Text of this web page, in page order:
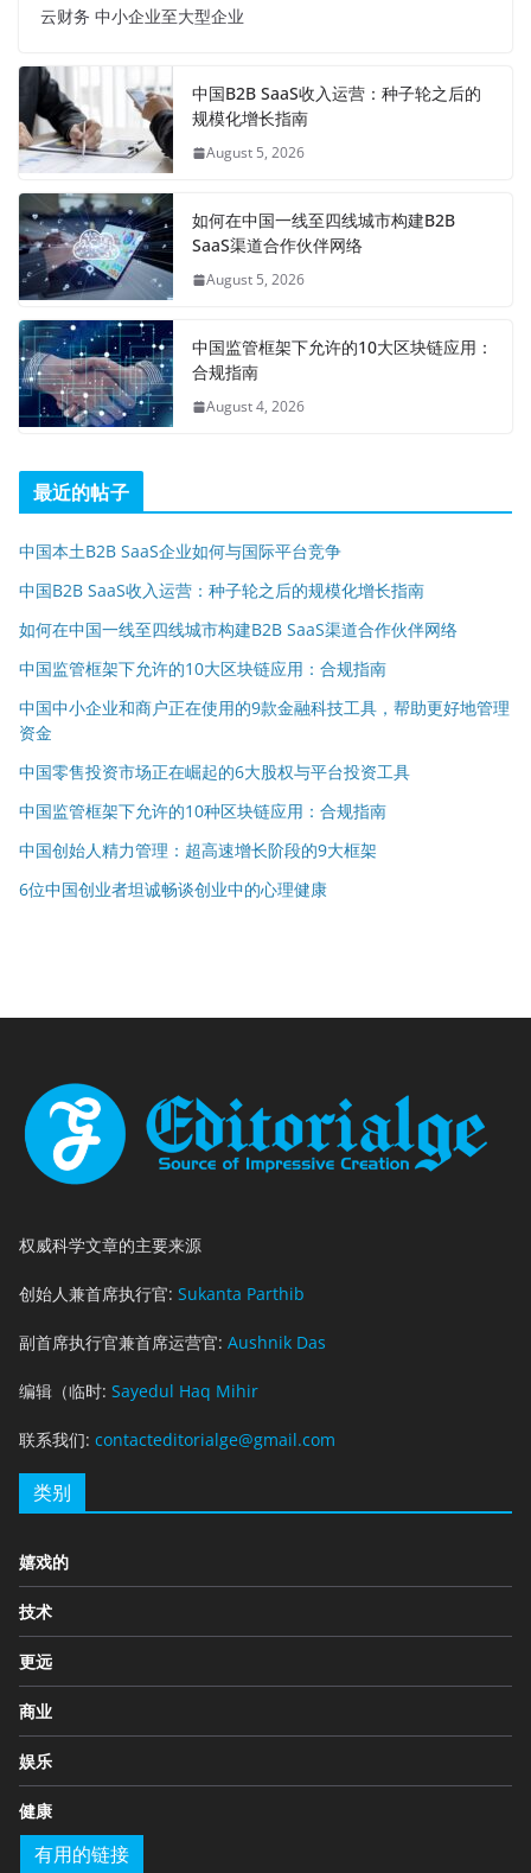
云财务 中小企业至大型企业
中国B2B SaaS收入运营：种子轮之后的
规模化增长指南
August 5, 2026
如何在中国一线至四线城市构建B2B
SaaS渠道合作伙伴网络
August 5, 2026
中国监管框架下允许的10大区块链应用：
合规指南
August 4, 2026
最近的帖子
中国本土B2B SaaS企业如何与国际平台竞争
中国B2B SaaS收入运营：种子轮之后的规模化增长指南
如何在中国一线至四线城市构建B2B SaaS渠道合作伙伴网络
中国监管框架下允许的10大区块链应用：合规指南
中国中小企业和商户正在使用的9款金融科技工具，帮助更好地管理
资金
中国零售投资市场正在崛起的6大股权与平台投资工具
中国监管框架下允许的10种区块链应用：合规指南
中国创始人精力管理：超高速增长阶段的9大框架
6位中国创业者坦诚畅谈创业中的心理健康
权威科学文章的主要来源
创始人兼首席执行官: Sukanta Parthib
副首席执行官兼首席运营官: Aushnik Das
编辑（临时: Sayedul Haq Mihir
联系我们: contacteditorialge@gmail.com
类别
嬉戏的
技术
更远
商业
娱乐
健康
有用的链接